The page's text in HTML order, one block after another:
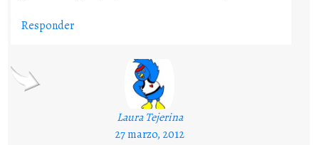
Responder
Laura Tejerina
27 marzo, 2012